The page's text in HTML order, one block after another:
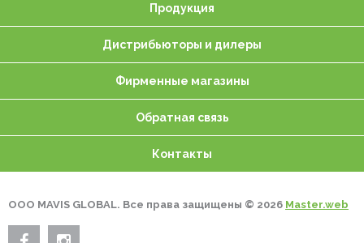
Продукция
Дистрибьюторы и дилеры
Фирменные магазины
Обратная связь
Контакты
ООО MAVIS GLOBAL. Все права защищены © 2026 Master.web